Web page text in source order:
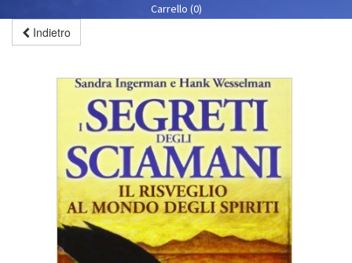
Carrello (0)
Indietro